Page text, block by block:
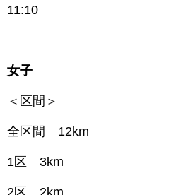
11:10
女子
＜区間＞
全区間 12km
1区 3km
2区 2km